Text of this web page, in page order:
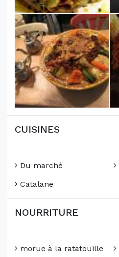
CUISINES
Du marché
Catalane
NOURRITURE
morue à la ratatouille